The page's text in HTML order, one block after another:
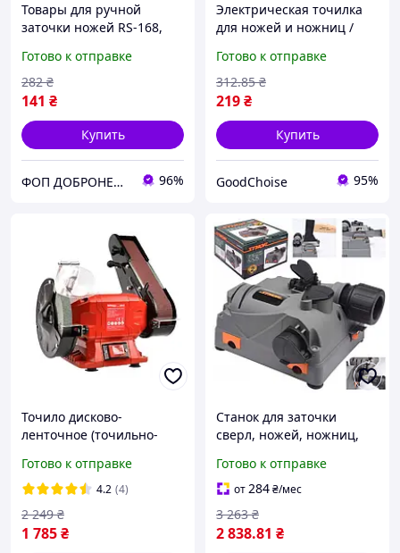
Товары для ручной
заточки ножей RS-168,
ножей и ножниц Точилка
заточки CH-81
Готово к отправке
141 ₴
282 ₴
Купить
ФОП ДОБРОНЕЦЬКА С.М. 96%
Электрическая точилка
для ножей и ножниц /
точилка для ножниц и
ножей
Готово к отправке
219₴
312.85 ₴
Купить
GoodChoise 95%
Точило дисково-
ленточное (точильно-
Heidmann 1400 Вт
Готово к отправке
4.2 (4)
1 785₴
2 249 ₴
Станок для заточки
сверл, ножей, ножниц,
Ø=3-13мм, 150 Вт [2]
(73473)
Готово к отправке
от284₴/мес
2 838.81 ₴
3 263 ₴